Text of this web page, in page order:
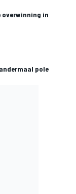
overwinning in
pole